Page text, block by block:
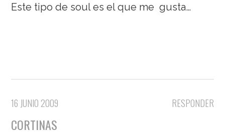
Este tipo de soul es el que me gusta…
RESPONDER
16 JUNIO 2009
CORTINAS